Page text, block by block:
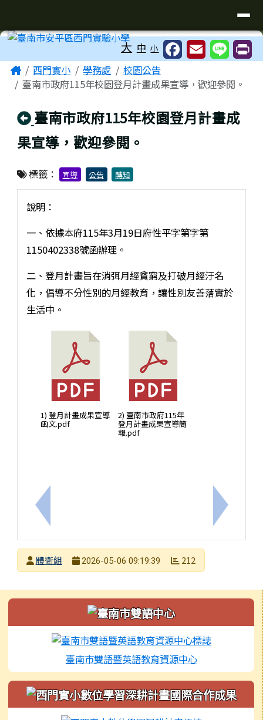
工具列 大 中 小
主內容區域
Home西門實小 學務處
校園公告
臺南市政府115年校園登月計畫成果宣導，歡迎參閱。
回上頁
臺南市政府115年校園登月計畫成
果宣導，歡迎參閱。
標籤： 宣導 公告 轉知
上一筆：檢送「第三屆臺南市安平區長盃法式滾球
說明：
一、依據本府115年3月19日府性平字第字第
1150402338號函辦理。
二、登月計畫旨在消弭月經貧窮及打破月經汙名
化，倡導不分性別的月經教育，讓性別友善落實於
生活中。
1) 登月計畫成果宣導
函文.pdf
2) 臺南市政府115年
登月計畫成果宣導簡
報.pdf
下一筆：
發布者
體衛組
2026-05-06 09:19:39 212
左邊區域內容
臺南市雙語暨英語教育資源中心
頁尾區域